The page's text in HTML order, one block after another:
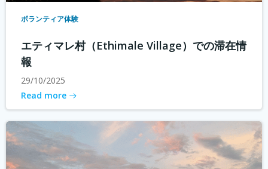
ボランティア体験
エティマレ村（Ethimale Village）での滞在情
報
29/10/2025
Read more